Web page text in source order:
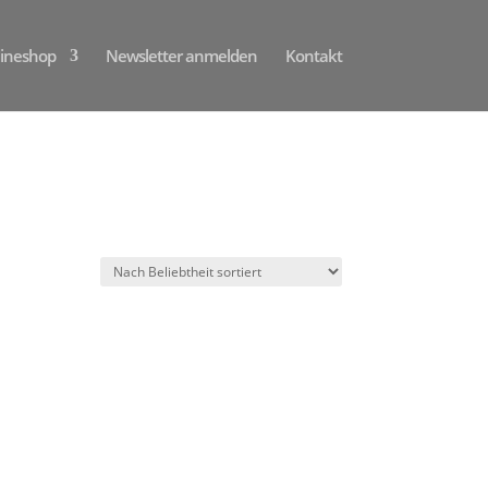
Newsletter anmelden Kontakt